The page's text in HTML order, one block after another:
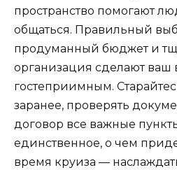
пространство помогают
общаться. Правильный
продуманный бюджет и
организация сделают ваш
гостеприимным.
заранее, проверять
договор все важные
единственное, о чем
время круиза —